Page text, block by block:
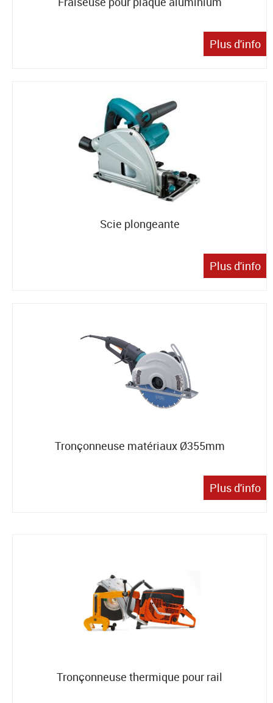
Plus d'info
Scie plongeante
Plus d'info
Tronçonneuse matériaux Ø355mm
Plus d'info
Tronçonneuse thermique pour rail